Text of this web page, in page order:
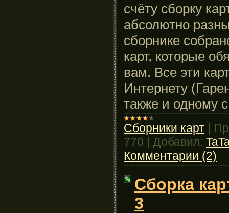
счёту сборку
абсолютно
сборнике
карт, которые
вам. Все эти
Интернету
также и одному
Сборники карт |
770 | Добавил:
Комментарии (2)
Сборка
3